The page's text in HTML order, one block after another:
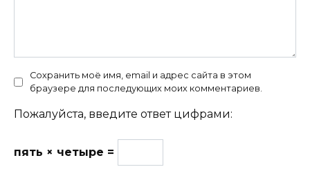
Сохранить моё имя, email и адрес сайта в этом
браузере для последующих моих комментариев.
Пожалуйста, введите ответ цифрами:
пять × четыре =